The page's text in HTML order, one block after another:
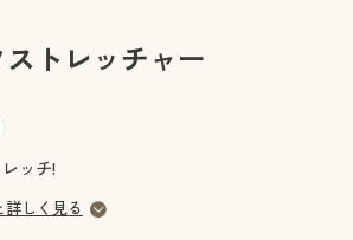
トレッチャー
ッチ!
しく見る